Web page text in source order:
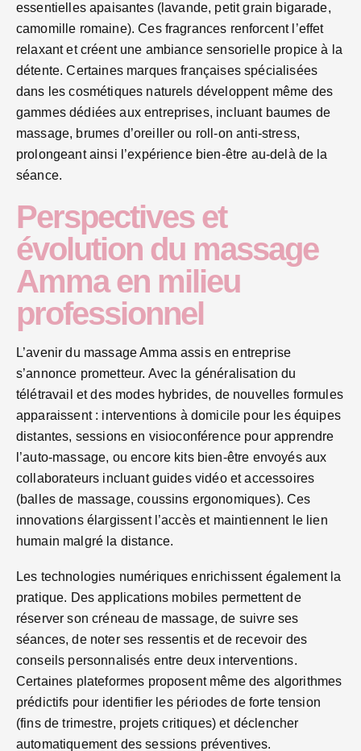
essentielles apaisantes (lavande, petit grain bigarade,
camomille romaine). Ces fragrances renforcent l’effet
relaxant et créent une ambiance sensorielle propice à la
détente. Certaines marques françaises spécialisées
dans les cosmétiques naturels développent même des
gammes dédiées aux entreprises, incluant baumes de
massage, brumes d’oreiller ou roll-on anti-stress,
prolongeant ainsi l’expérience bien-être au-delà de la
séance.
Perspectives et
évolution du massage
Amma en milieu
professionnel
L’avenir du massage Amma assis en entreprise
s’annonce prometteur. Avec la généralisation du
télétravail et des modes hybrides, de nouvelles formules
apparaissent : interventions à domicile pour les équipes
distantes, sessions en visioconférence pour apprendre
l’auto-massage, ou encore kits bien-être envoyés aux
collaborateurs incluant guides vidéo et accessoires
(balles de massage, coussins ergonomiques). Ces
innovations élargissent l’accès et maintiennent le lien
humain malgré la distance.
Les technologies numériques enrichissent également la
pratique. Des applications mobiles permettent de
réserver son créneau de massage, de suivre ses
séances, de noter ses ressentis et de recevoir des
conseils personnalisés entre deux interventions.
Certaines plateformes proposent même des algorithmes
prédictifs pour identifier les périodes de forte tension
(fins de trimestre, projets critiques) et déclencher
automatiquement des sessions préventives.